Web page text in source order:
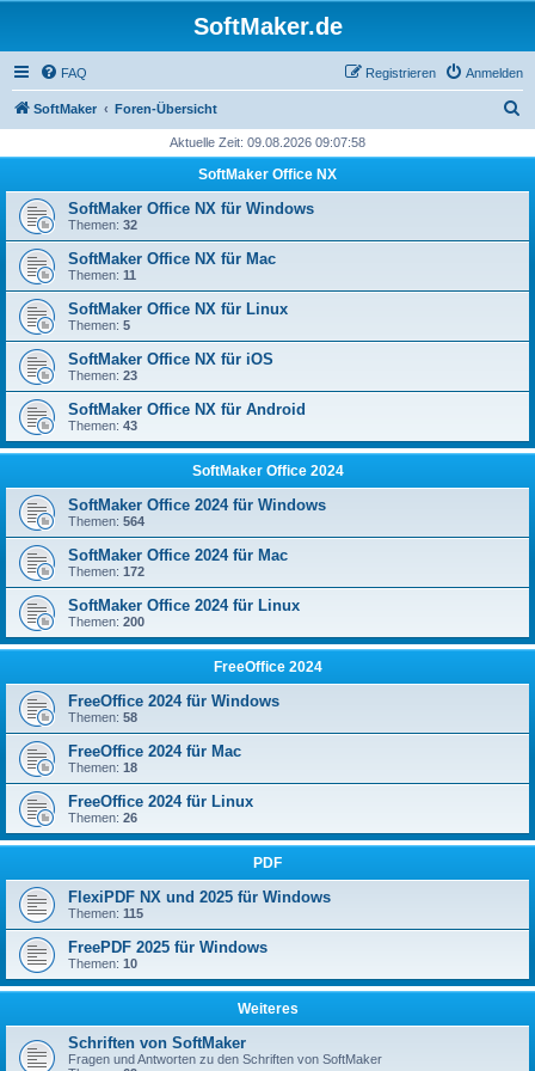
SoftMaker.de
FAQ Anmelden
Registrieren
SoftMaker Foren-Übersicht
h
Aktuelle Zeit: 09.08.2026 09:07:58
SoftMaker Office NX
SoftMaker Office NX für Windows
Themen: 32
SoftMaker Office NX für Mac
Themen: 11
SoftMaker Office NX für Linux
Themen: 5
SoftMaker Office NX für iOS
Themen: 23
SoftMaker Office NX für Android
Themen: 43
SoftMaker Office 2024
SoftMaker Office 2024 für Windows
Themen: 564
SoftMaker Office 2024 für Mac
Themen: 172
SoftMaker Office 2024 für Linux
Themen: 200
FreeOffice 2024
FreeOffice 2024 für Windows
Themen: 58
FreeOffice 2024 für Mac
Themen: 18
FreeOffice 2024 für Linux
Themen: 26
PDF
FlexiPDF NX und 2025 für Windows
Themen: 115
FreePDF 2025 für Windows
Themen: 10
Weiteres
Schriften von SoftMaker
Fragen und Antworten zu den Schriften von SoftMaker